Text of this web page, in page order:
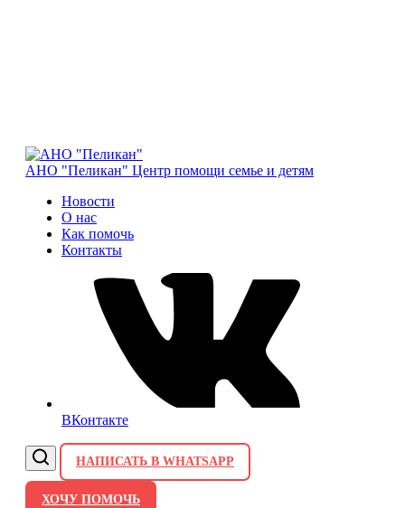
АНО "Пеликан" Центр помощи семье и детям
Новости
О нас
Как помочь
Контакты
ВКонтакте
НАПИСАТЬ В WHATSAPP
ХОЧУ ПОМОЧЬ